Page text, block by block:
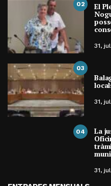
02 El
31,
03
31,
04 La
31,